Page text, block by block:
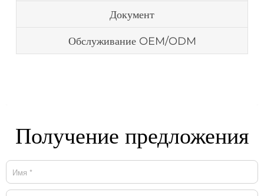
Документ
Обслуживание OEM/ODM
Получение предложения